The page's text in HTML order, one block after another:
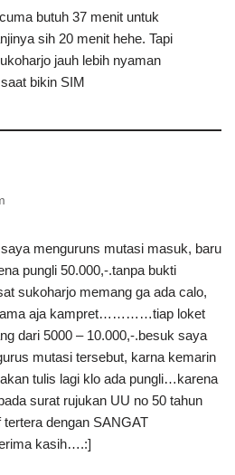
butuh 37 menit untuk
sih 20 menit hehe. Tapi
jauh lebih nyaman
bikin SIM
menguruns mutasi masuk, baru
pungli 50.000,-.tanpa bukti
sukoharjo memang ga ada calo,
aja kampret…………tiap loket
dari 5000 – 10.000,-.besuk saya
mutasi tersebut, karna kemarin
tulis lagi klo ada pungli…karena
surat rujukan UU no 50 tahun
dengan SANGAT
kasih….:]